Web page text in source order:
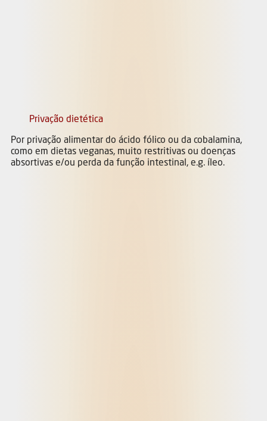
Privação dietética
Por privação alimentar do ácido fólico ou da cobalamina,
como em dietas veganas, muito restritivas ou doenças
absortivas e/ou perda da função intestinal, e.g. íleo.